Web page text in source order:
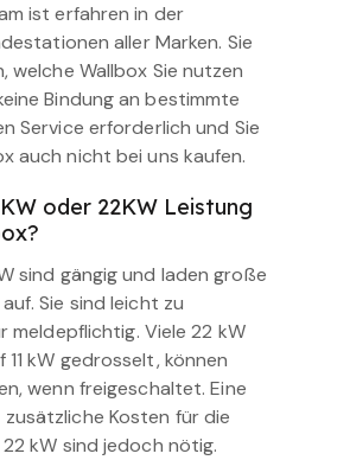
ist erfahren in der
aller Marken. Sie
welche Wallbox Sie nutzen
Bindung an bestimmte
Service erforderlich und Sie
auch nicht bei uns kaufen.
oder 22KW Leistung
sind gängig und laden große
Sie sind leicht zu
meldepflichtig. Viele 22 kW
kW gedrosselt, können
wenn freigeschaltet. Eine
Kosten für die
kW sind jedoch nötig.